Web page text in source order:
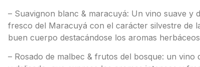
– Suavignon blanc & maracuyá: Un vino suave
fresco del Maracuyá con el carácter silvestre de
buen cuerpo destacándose los aromas
– Rosado de malbec & frutos del bosque: un